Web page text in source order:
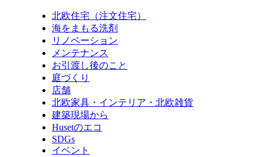
北欧住宅（注文住宅）
海をまもる洗剤
リノベーション
メンテナンス
お引渡し後のこと
庭づくり
店舗
北欧家具・インテリア・北欧雑貨
建築現場から
Husetのエコ
SDGs
イベント